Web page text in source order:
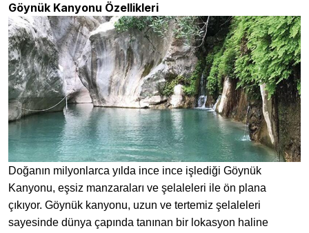
Göynük Kanyonu Özellikleri
Doğanın milyonlarca yılda ince ince işlediği Göynük
Kanyonu, eşsiz manzaraları ve şelaleleri ile ön plana
çıkıyor. Göynük kanyonu, uzun ve tertemiz şelaleleri
sayesinde dünya çapında tanınan bir lokasyon haline